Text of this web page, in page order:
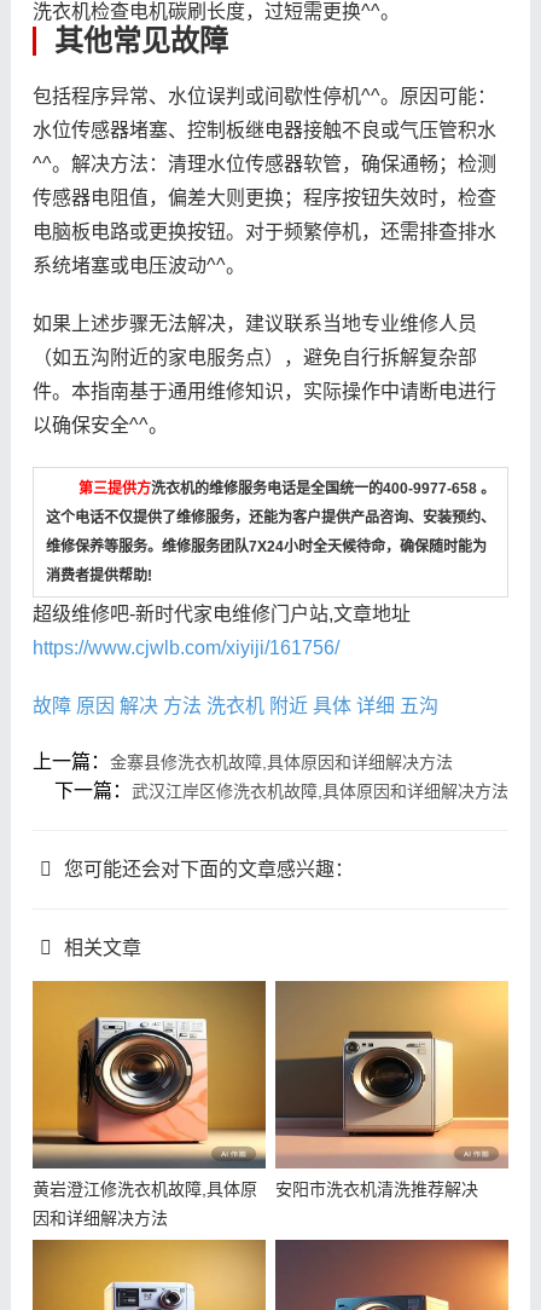
洗衣机检查电机碳刷长度，过短需更换^^。
其他常见故障
包括程序异常、水位误判或间歇性停机^^。原因可能：
水位传感器堵塞、控制板继电器接触不良或气压管积水
^^。解决方法：清理水位传感器软管，确保通畅；检测
传感器电阻值，偏差大则更换；程序按钮失效时，检查
电脑板电路或更换按钮。对于频繁停机，还需排查排水
系统堵塞或电压波动^^。
如果上述步骤无法解决，建议联系当地专业维修人员
（如五沟附近的家电服务点），避免自行拆解复杂部
件。本指南基于通用维修知识，实际操作中请断电进行
以确保安全^^。
第三提供方洗衣机的维修服务电话是全国统一的400-9977-658 。
这个电话不仅提供了维修服务，还能为客户提供产品咨询、安装预约、
维修保养等服务。维修服务团队7X24小时全天候待命，确保随时能为
消费者提供帮助!
超级维修吧-新时代家电维修门户站,文章地址
https://www.cjwlb.com/xiyiji/161756/
故障 原因 解决 方法 洗衣机 附近 具体 详细 五沟
上一篇： 金寨县修洗衣机故障,具体原因和详细解决方法
下一篇：武汉江岸区修洗衣机故障,具体原因和详细解决方法
您可能还会对下面的文章感兴趣：
相关文章
黄岩澄江修洗衣机故障,具体原
因和详细解决方法
安阳市洗衣机清洗推荐解决